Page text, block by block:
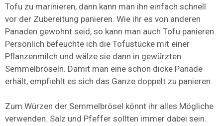
Tofu zu marinieren, dann kann man ihn einfach schnell
vor der Zubereitung panieren. Wie ihr es von anderen
Panaden gewohnt seid, so kann man auch Tofu panieren.
Persönlich befeuchte ich die Tofustücke mit einer
Pflanzenmilch und wälze sie dann in gewürzten
Semmelbröseln. Damit man eine schön dicke Panade
erhält, empfiehlt es sich das Ganze doppelt zu panieren.
Zum Würzen der Semmelbrösel könnt ihr alles Mögliche
verwenden. Salz und Pfeffer sollten immer dabei sein.